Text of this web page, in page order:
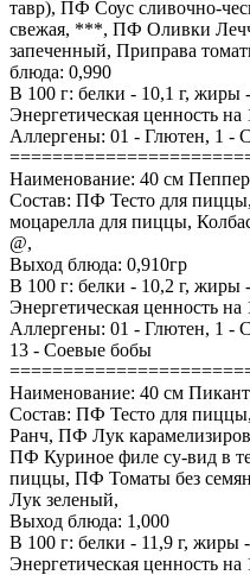
тавр), ПФ Соус сливочно-
свежая, ***, ПФ Оливки
запеченный, Приправа
блюда: 0,990
В 100 г: белки - 10,1 г, жиры
Энергетическая ценность на
Аллергены: 01 - Глютен, 1 -
Наименование: 40 см
Состав: ПФ Тесто для
моцарелла для пиццы,
@,
Выход блюда: 0,910гр
В 100 г: белки - 10,2 г, жиры
Энергетическая ценность на
Аллергены: 01 - Глютен, 1 -
13 - Соевые бобы
Наименование: 40 см
Состав: ПФ Тесто для
Ранч, ПФ Лук
ПФ Куриное филе су-вид в
пиццы, ПФ Томаты без
Лук зеленый,
Выход блюда: 1,000
В 100 г: белки - 11,9 г, жиры
Энергетическая ценность на